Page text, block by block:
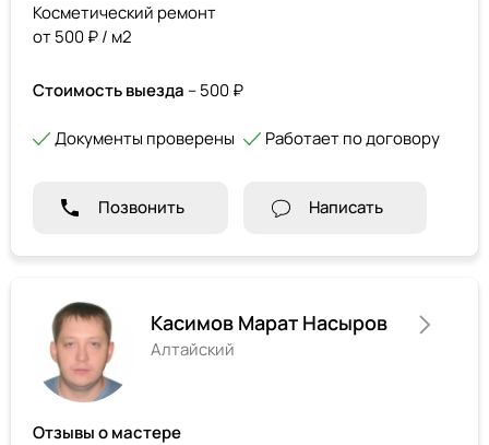
Косметический ремонт
от 500 ₽ / м2
Стоимость выезда – 500 ₽
Документы проверены Работает по договору
Позвонить Написать
Касимов Марат Насыров
Алтайский
Отзывы о мастере